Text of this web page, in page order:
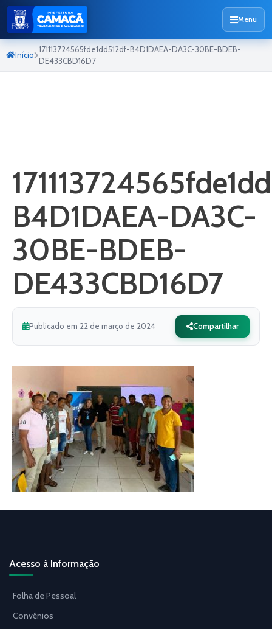
Menu
Início
171113724565fde1dd512df-B4D1DAEA-DA3C-30BE-BDEB-
DE433CBD16D7
B4D1DAEA-DA3C-
30BE-BDEB-
DE433CBD16D7
Publicado em 22 de março de 2024 Compartilhar
Acesso à Informação
Folha de Pessoal
Convênios